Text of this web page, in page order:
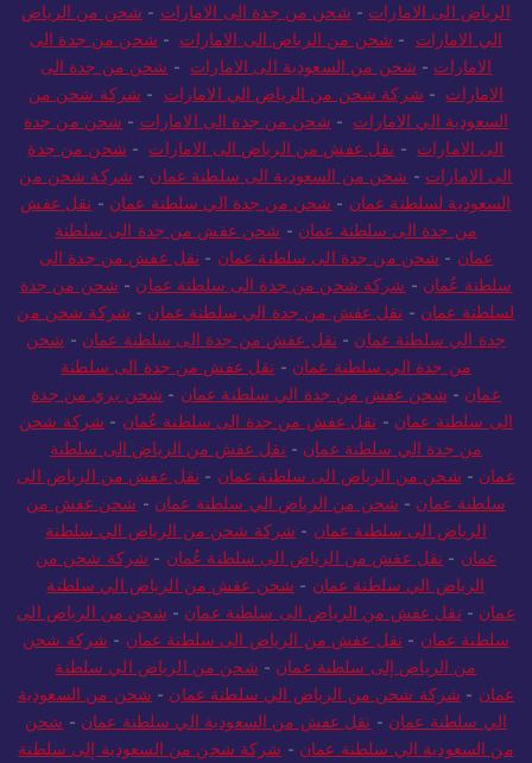
الرياض الى الامارات - شحن من جدة الى الامارات - شحن من الرياض
الي الامارات - شحن من الرياض الى الامارات - شحن من جدة الى
الامارات - شحن من السعودية الى الامارات - شحن من جدة الى
الامارات - شركة شحن من الرياض الي الامارات - شركة شحن من
السعودية الي الامارات - شحن من جدة الى الامارات - شحن من جدة
الى الامارات - نقل عفش من الرياض الى الامارات - شحن من جدة
الى الامارات - شحن من السعودية الى سلطنة عمان - شركة شحن من
السعودية لسلطنة عمان - شحن من جدة الي سلطنة عمان - نقل عفش
من جدة الى سلطنة عمان - شحن عفش من جدة الى سلطنة
عمان - شحن من جدة الى سلطنة عمان - نقل عفش من جدة الى
سلطنة عُمان - شركة شحن من جدة الى سلطنة عمان - شحن من جدة
لسلطنة عمان - نقل عفش من جدة الي سلطنة عمان - شركة شحن من
جدة الي سلطنة عمان - نقل عفش من جدة الى سلطنة عمان - شحن
من جدة الي سلطنة عمان - نقل عفش من جدة الى سلطنة
عمان - شحن عفش من جدة الي سلطنة عمان - شحن بري من جدة
الى سلطنة عمان - نقل عفش من جدة الى سلطنة عُمان - شركة شحن
من جدة الي سلطنة عمان - نقل عفش من الرياض الى سلطنة
عمان - شحن من الرياض الى سلطنة عمان - نقل عفش من الرياض الى
سلطنة عمان - شحن من الرياض الي سلطنة عمان - شحن عفش من
الرياض الى سلطنة عمان - شركة شحن من الرياض الي سلطنة
عمان - نقل عفش من الرياض الى سلطنة عُمان - شركة شحن من
الرياض الي سلطنة عمان - شحن عفش من الرياض الي سلطنة
عمان - نقل عفش من الرياض الى سلطنة عمان - شحن من الرياض الى
سلطنة عمان - نقل عفش من الرياض الى سلطنة عمان - شركة شحن
من الرياض إلى سلطنة عمان - شحن من الرياض الي سلطنة
عمان - شركة شحن من الرياض الي سلطنة عمان - شحن من السعودية
الي سلطنة عمان - نقل عفش من السعودية الي سلطنة عمان - شحن
من السعودية الي سلطنة عمان - شركة شحن من السعودية إلى سلطنة